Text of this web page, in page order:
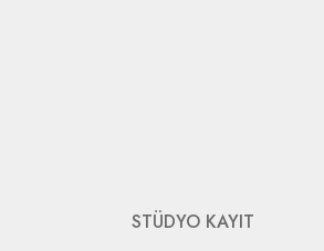
STÜDYO KAYIT